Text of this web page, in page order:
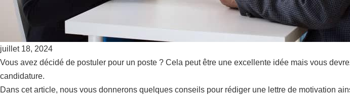
juillet 18, 2024
Vous avez décidé de postuler pour un poste ? Cela peut être une excellente idée mais vous
candidature.
Dans cet article, nous vous donnerons quelques conseils pour rédiger une lettre de motivation